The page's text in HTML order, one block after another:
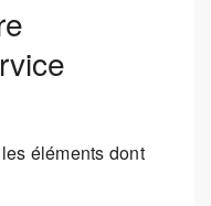
éléments dont